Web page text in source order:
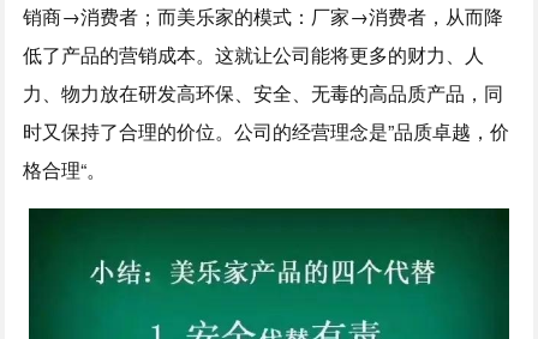
销商→消费者；而美乐家的模式：厂家→消费者，从而降
低了产品的营销成本。这就让公司能将更多的财力、人
力、物力放在研发高环保、安全、无毒的高品质产品，同
时又保持了合理的价位。公司的经营理念是”品质卓越，价
格合理“。